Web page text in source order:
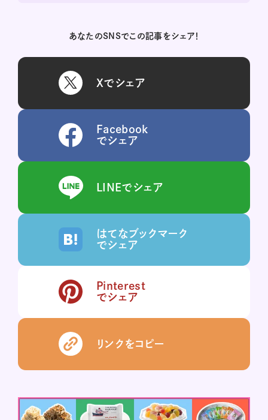
あなたのSNSでこの記事をシェア！
Xでシェア
Facebook
でシェア
LINEでシェア
はてなブックマーク
でシェア
Pinterest
でシェア
リンクをコピー